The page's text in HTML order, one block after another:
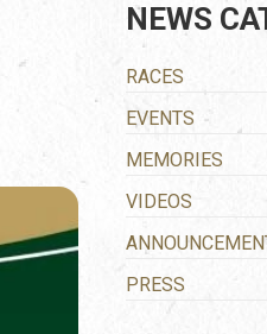
NEWS
RACES
EVENTS
MEMORIES
VIDEOS
PRESS